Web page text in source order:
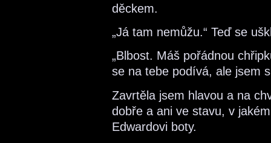
děckem.
„Já tam nemůžu.“ Teď se
„Blbost. Máš pořádnou
se na tebe podívá, ale jsem
Zavrtěla jsem hlavou a na
dobře a ani ve stavu, v
Edwardovi boty.